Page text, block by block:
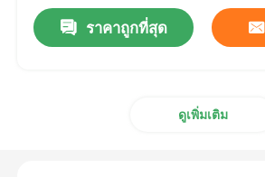
ราคาถูกที่สุด
ดูเพิ่มเติม